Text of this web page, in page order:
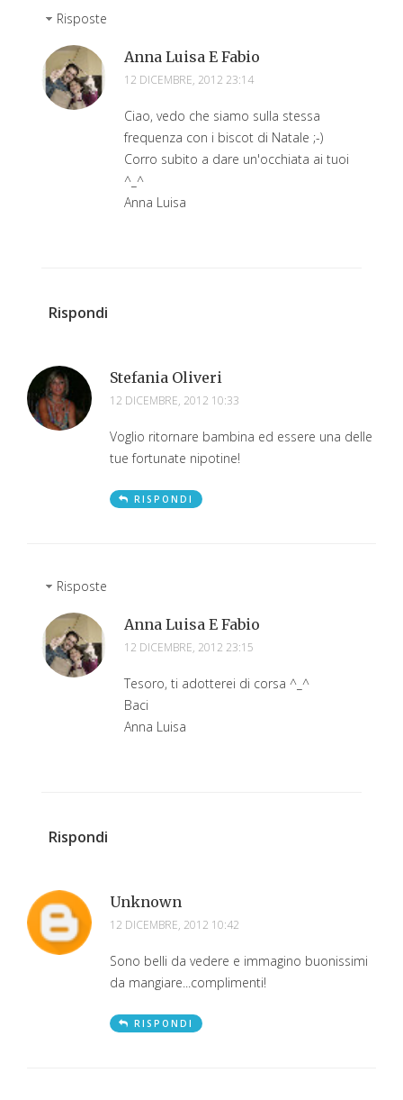
Risposte
Anna Luisa E Fabio
12 DICEMBRE, 2012 23:14
Ciao, vedo che siamo sulla stessa
frequenza con i biscot di Natale ;-)
Corro subito a dare un'occhiata ai tuoi
^_^
Anna Luisa
Rispondi
Stefania Oliveri
12 DICEMBRE, 2012 10:33
Voglio ritornare bambina ed essere una delle
tue fortunate nipotine!
RISPONDI
Risposte
Anna Luisa E Fabio
12 DICEMBRE, 2012 23:15
Tesoro, ti adotterei di corsa ^_^
Baci
Anna Luisa
Rispondi
Unknown
12 DICEMBRE, 2012 10:42
Sono belli da vedere e immagino buonissimi
da mangiare...complimenti!
RISPONDI